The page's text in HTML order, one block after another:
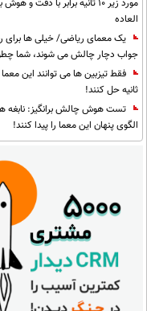
مورد زیر 10 ثانیه برابر با دقت
العاده
یک معمای ریاضی/ خیلی ها برای
جواب دچار چالش می شوند، شما
ثانیه حل کنند!
تست هوش چالش برانگیز: نابغه
الگوی پنهان این معما را پیدا کنند!